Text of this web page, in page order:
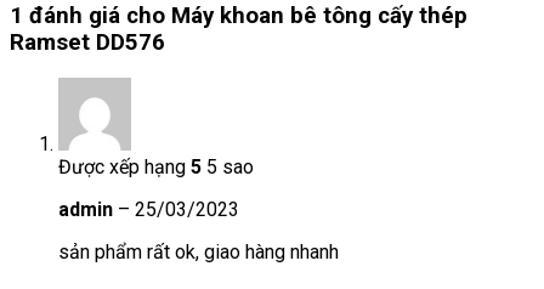
1 đánh giá cho Máy khoan bê tông cấy thép
Ramset DD576
Được xếp hạng 5 5 sao
admin – 25/03/2023
sản phẩm rất ok, giao hàng nhanh